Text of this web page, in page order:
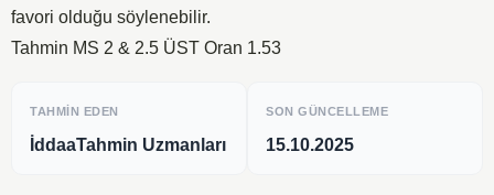
favori olduğu söylenebilir.
Tahmin MS 2 & 2.5 ÜST Oran 1.53
TAHMIN EDEN
İddaaTahmin Uzmanları
SON GÜNCELLEME
15.10.2025